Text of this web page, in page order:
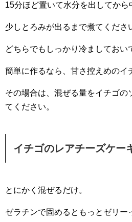
15分ほど置いて水分を出してから
少しとろみが出るまで煮てくださ
どちらでもしっかり冷ましておい
簡単に作るなら、甘さ控えめのイ
その場合は、混ぜる量をイチゴの
てください。
イチゴのレアチーズケー
とにかく混ぜるだけ。
ゼラチンで固めるともっとゼリー